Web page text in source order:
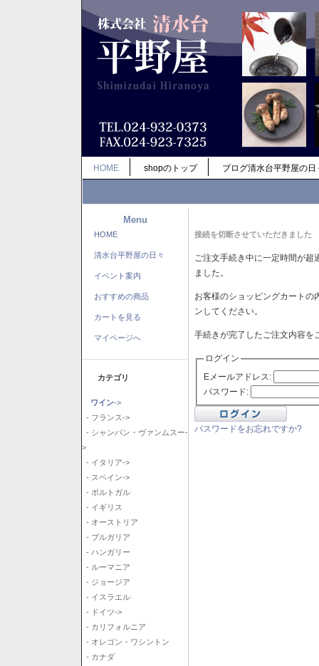
HOME shopのトップ ブログ清水台平野屋の日
Menu
HOME
清水台平野屋の日々
イベント案内
おすすめの商品
カートを見る
マイページへ
カテゴリ
ワイン->
- フランス->
- シャンパン・ヴァンムスー-
>
- イタリア->
- スペイン->
- ポルトガル
- イギリス
- オーストリア
- ブルガリア
- ハンガリー
- ルーマニア
- ジョージア
- イスラエル
- ドイツ->
- カリフォルニア
- オレゴン・ワシントン
- カナダ
接続を切断させていただきました
ご注文手続き中に一定時間が超
ました。
お客様のショッピングカートの
ンしてください。
手続きが完了したご注文内容を
ログイン
Eメールアドレス:
パスワード:
パスワードをお忘れですか?